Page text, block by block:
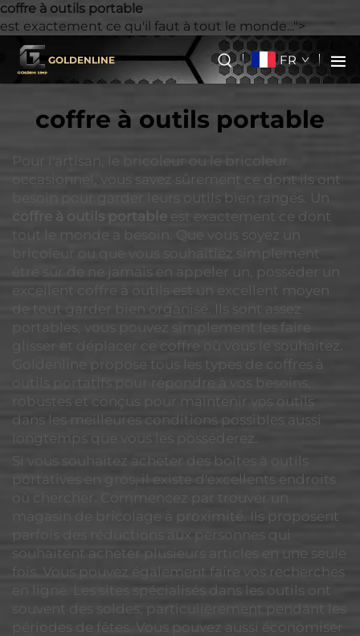
coffre à outils portable
est exactement ce qu'il faut à tout le monde...">
GOLDENLINE FR
coffre à outils portable
Pour l'artisan, le bricoleur ou le bricoleur
occasionnel, vous savez sûrement ce dont ils ont
besoin pour garder leurs outils bien rangés. Un
coffre à outils portable est exactement ce dont
tout le monde a besoin. Que vous soyez un
bricoleur ou que vous souhaitiez simplement
être sûr de ne jamais en appeler un, posséder un
excellent coffre à outils est un excellent moyen
de tout garder bien organisé. Ils sont assez
portables, vous pouvez simplement les faire
glisser et déplacer ce coffre où vous le souhaitez.
Goldenline propose tous les types de coffres à
outils portatifs pour répondre à vos besoins,
robustes et conçus pour maintenir vos outils
dans les meilleures conditions possibles aussi
longtemps que vous les posséderez.
Si vous souhaitez acheter des boîtes à outils
portatives en gros, il existe d'excellents endroits
où chercher. Commencez par trouver un
magasin de bricolage à proximité. Ils proposent
parfois des réductions aux personnes qui
souhaitent acheter plusieurs articles en une seule
fois. Vous pouvez également faire vos recherches
en ligne. Les sites spécialisés dans les outils ont
souvent des soldes, particulièrement pendant les
périodes de fêtes. Vous pouvez aussi économiser